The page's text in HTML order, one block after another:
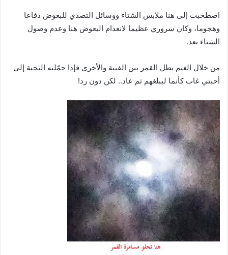
اصطحبت إلى هنا ملابس الشتاء ووسائل التصدي للبعوض دفاعا
وهجوما، وكان سروري عظيما لانعدام البعوض هنا وعدم وصول
الشتاء بعد.
من خلال الغيم يطل القمر بين الفينة والأخرى فإذا حمّلته التحية إلى
أحبتي غاب كأنما ليبلغهم ثم عاد.. لكن دون رد!